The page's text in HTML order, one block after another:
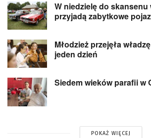
W niedzielę do skansenu
przyjadą zabytkowe
Młodzież przejęła
jeden dzień
Siedem wieków parafii w
POKAŻ WIĘCEJ